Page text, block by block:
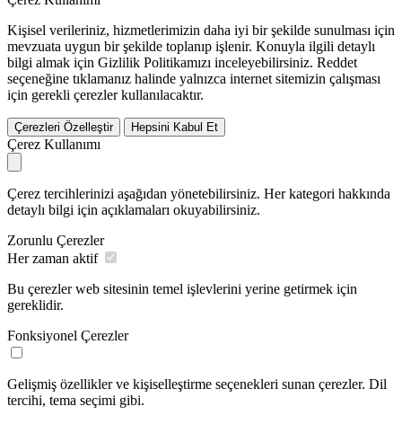
Kişisel verileriniz, hizmetlerimizin daha iyi bir şekilde sunulması için
mevzuata uygun bir şekilde toplanıp işlenir. Konuyla ilgili detaylı
bilgi almak için Gizlilik Politikamızı inceleyebilirsiniz. Reddet
seçeneğine tıklamanız halinde yalnızca internet sitemizin çalışması
için gerekli çerezler kullanılacaktır.
Çerezleri Özelleştir Hepsini Kabul Et
Çerez Kullanımı
Çerez tercihlerinizi aşağıdan yönetebilirsiniz. Her kategori hakkında
detaylı bilgi için açıklamaları okuyabilirsiniz.
Zorunlu Çerezler
Her zaman aktif
Bu çerezler web sitesinin temel işlevlerini yerine getirmek için
gereklidir.
Fonksiyonel Çerezler
Gelişmiş özellikler ve kişiselleştirme seçenekleri sunan çerezler. Dil
tercihi, tema seçimi gibi.